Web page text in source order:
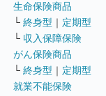
生命保険商品
└ 終身型 ｜ 定期型
└ 収入保障保険
がん保険商品
└ 終身型 ｜ 定期型
就業不能保険